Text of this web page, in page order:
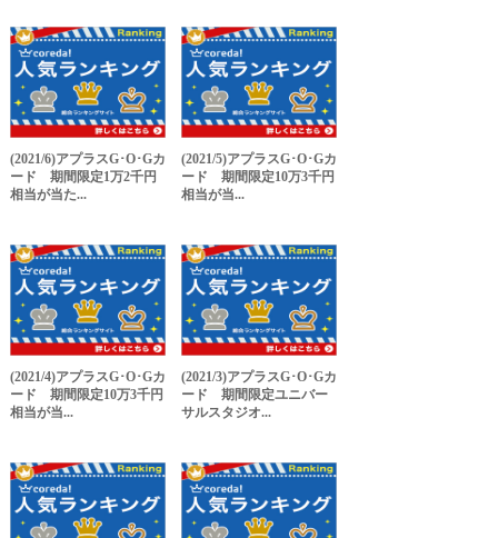
(2021/6)アプラスG･O･Gカ
ード 期間限定1万2千円
相当が当た...
(2021/5)アプラスG･O･Gカ
ード 期間限定10万3千円
相当が当...
(2021/4)アプラスG･O･Gカ
ード 期間限定10万3千円
相当が当...
(2021/3)アプラスG･O･Gカ
ード 期間限定ユニバー
サルスタジオ...